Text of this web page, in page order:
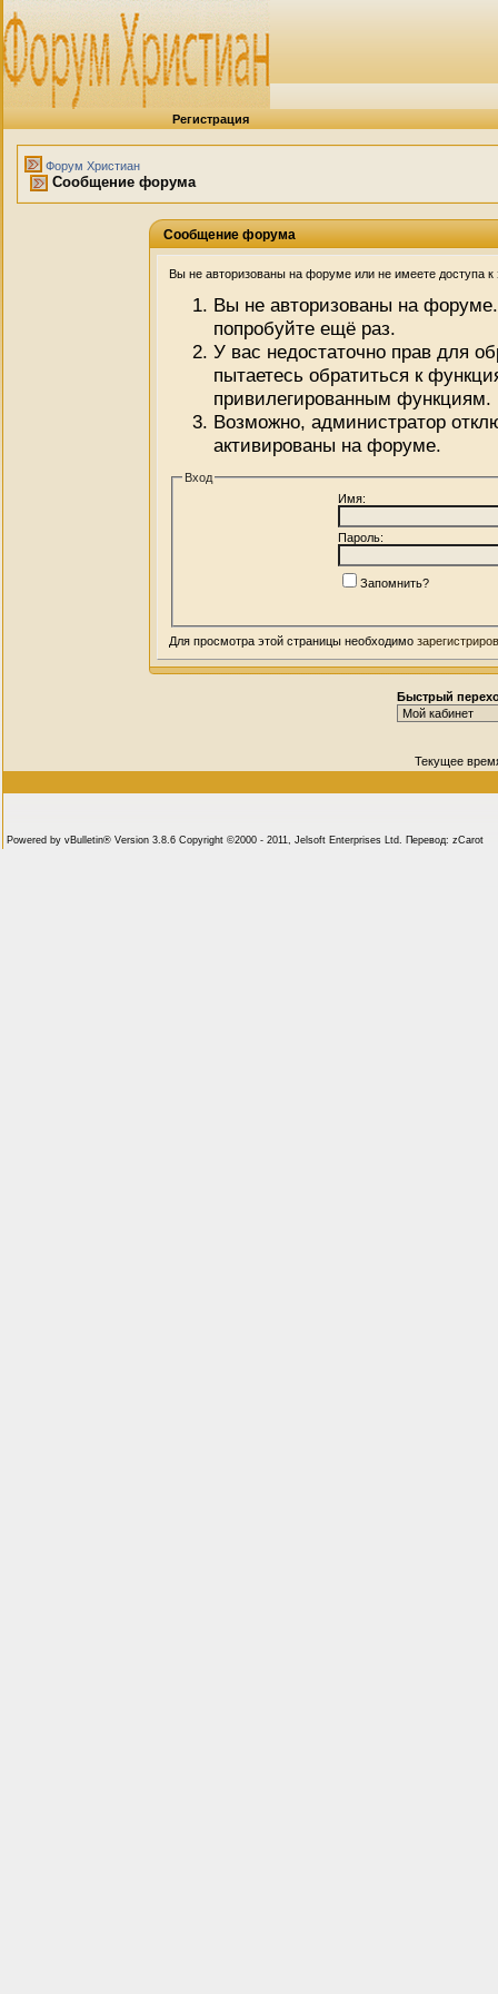
Регистрация
Форум Христиан
Сообщение форума
Сообщение форума
Вы не авторизованы на форуме или не имеете доступа к
Вы не авторизованы на
попробуйте ещё раз.
У вас недостаточно прав для
пытаетесь обратиться к
привилегированным функциям.
Возможно, администратор
активированы на форуме.
Вход
Имя:
Пароль:
Запомнить?
Для просмотра этой страницы необходимо
Быстрый
Текущее
Powered by vBulletin® Version 3.8.6 Copyright ©2000 - 2011, Jelsoft Enterprises Ltd. Перевод: zCarot